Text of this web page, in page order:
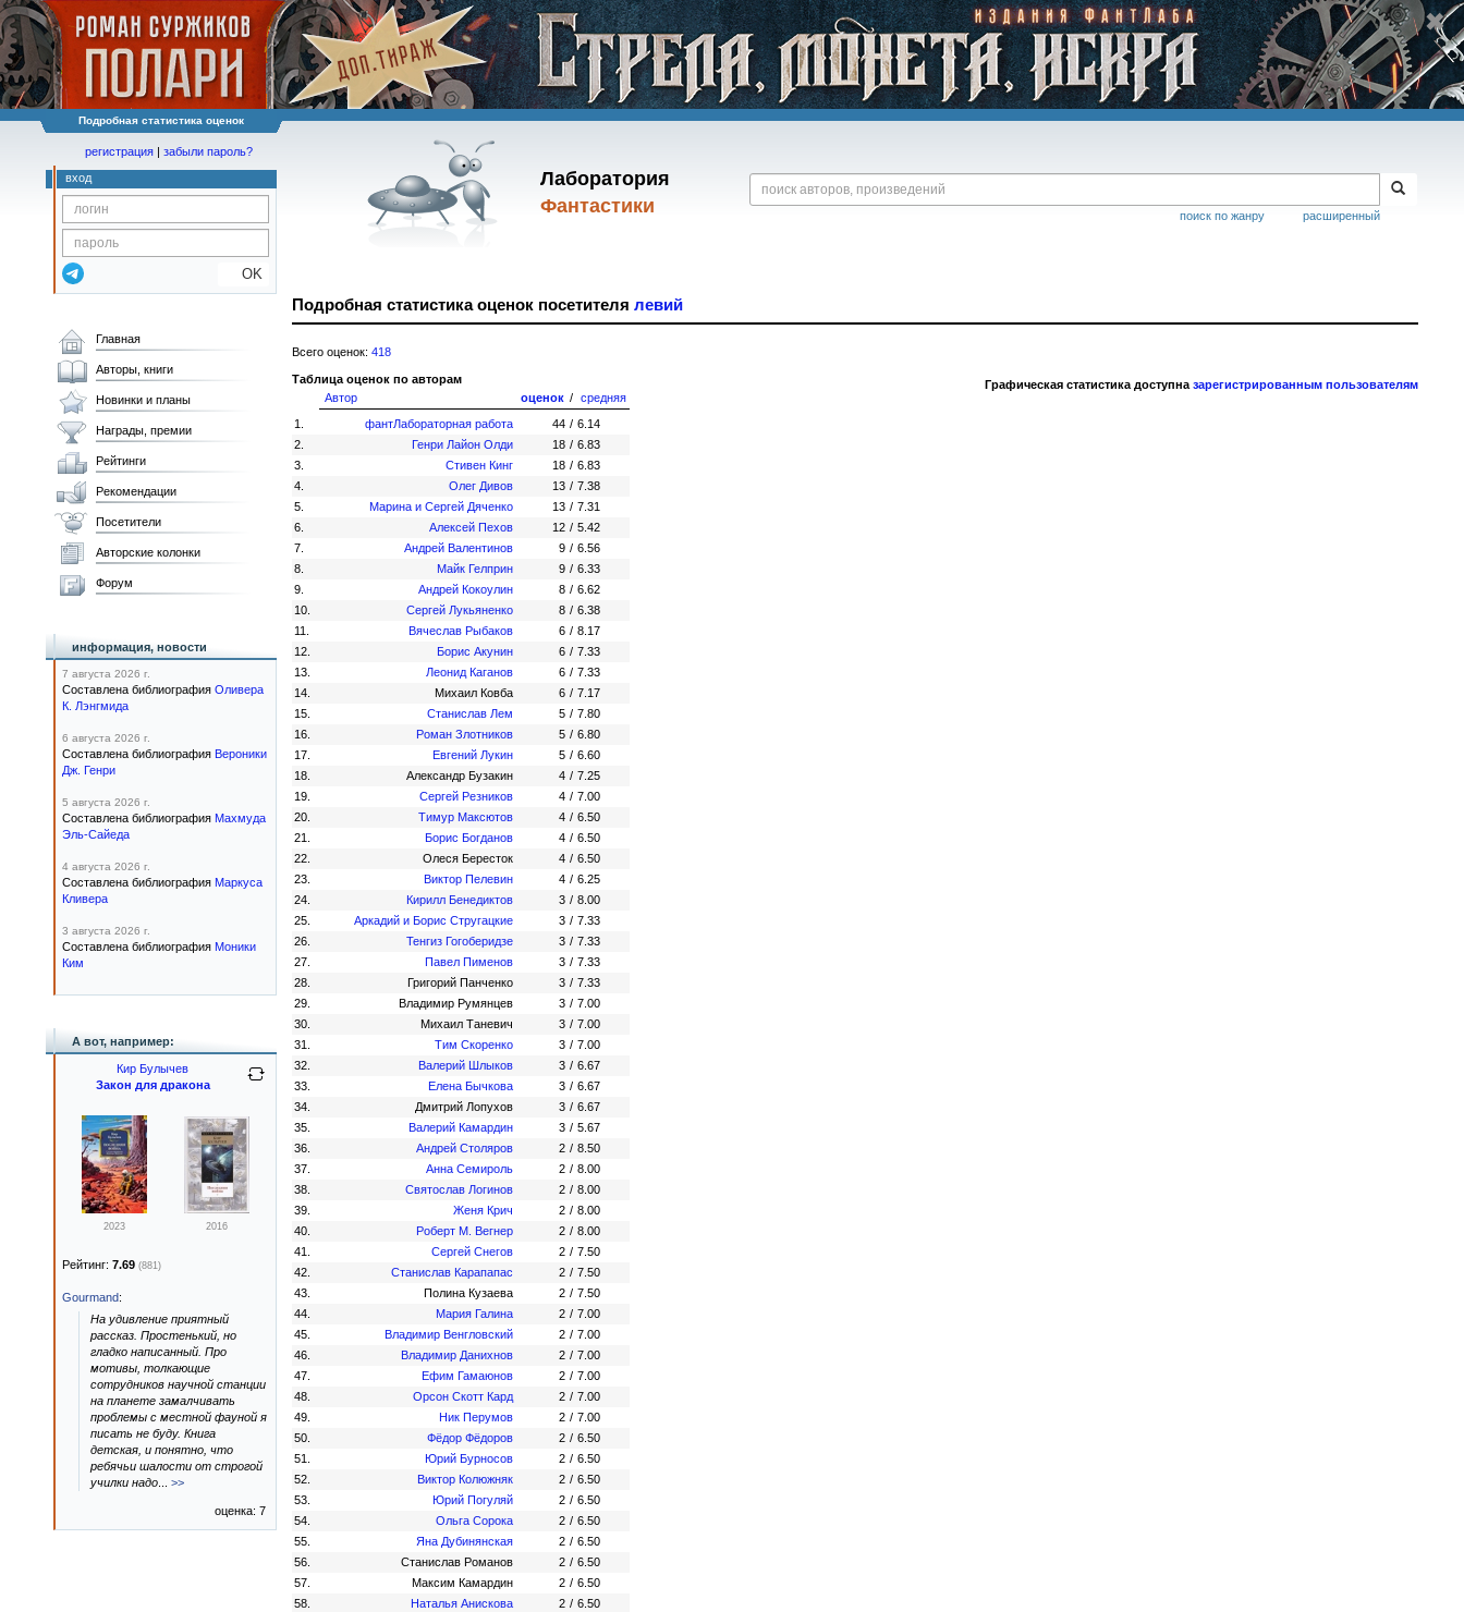
Подробная статистика оценок
Лаборатория
Фантастики
расширенный
поиск по жанру
регистрация | забыли пароль?
вход
OK
Подробная статистика оценок посетителя левий
Всего оценок: 418
Таблица оценок по авторам
Автор
оценок / средняя
1.
фантЛабораторная работа 44 / 6.14
2.
Генри Лайон Олди 18 / 6.83
3.
Стивен Кинг 18 / 6.83
4.
Олег Дивов 13 / 7.38
5.
Марина и Сергей Дяченко 13 / 7.31
6.
Алексей Пехов 12 / 5.42
7.
Андрей Валентинов 9 / 6.56
8.
Майк Гелприн 9 / 6.33
9.
Андрей Кокоулин 8 / 6.62
10.
Сергей Лукьяненко 8 / 6.38
11.
Вячеслав Рыбаков 6 / 8.17
12.
Борис Акунин 6 / 7.33
13.
Леонид Каганов 6 / 7.33
14.
Михаил Ковба 6 / 7.17
15.
Станислав Лем 5 / 7.80
16.
Роман Злотников 5 / 6.80
17.
Евгений Лукин 5 / 6.60
18.
Александр Бузакин 4 / 7.25
19.
Сергей Резников 4 / 7.00
20.
Тимур Максютов 4 / 6.50
21.
Борис Богданов 4 / 6.50
22.
Олеся Бересток 4 / 6.50
23.
Виктор Пелевин 4 / 6.25
24.
Кирилл Бенедиктов 3 / 8.00
25.
Аркадий и Борис Стругацкие 3 / 7.33
26.
Тенгиз Гогоберидзе 3 / 7.33
27.
Павел Пименов 3 / 7.33
28.
Григорий Панченко 3 / 7.33
29.
Владимир Румянцев 3 / 7.00
30.
Михаил Таневич 3 / 7.00
31.
Тим Скоренко 3 / 7.00
32.
Валерий Шлыков 3 / 6.67
33.
Елена Бычкова 3 / 6.67
34.
Дмитрий Лопухов 3 / 6.67
35.
Валерий Камардин 3 / 5.67
36.
Андрей Столяров 2 / 8.50
37.
Анна Семироль 2 / 8.00
38.
Святослав Логинов 2 / 8.00
39.
Женя Крич 2 / 8.00
40.
Роберт М. Вегнер 2 / 8.00
41.
Сергей Снегов 2 / 7.50
42.
Станислав Карапапас 2 / 7.50
43.
Полина Кузаева 2 / 7.50
44.
Мария Галина 2 / 7.00
45.
Владимир Венгловский 2 / 7.00
46.
Владимир Данихнов 2 / 7.00
47.
Ефим Гамаюнов 2 / 7.00
48.
Орсон Скотт Кард 2 / 7.00
49.
Ник Перумов 2 / 7.00
50.
Фёдор Фёдоров 2 / 6.50
51.
Юрий Бурносов 2 / 6.50
52.
Виктор Колюжняк 2 / 6.50
53.
Юрий Погуляй 2 / 6.50
54.
Ольга Сорока 2 / 6.50
55.
Яна Дубинянская 2 / 6.50
56.
Станислав Романов 2 / 6.50
57.
Максим Камардин 2 / 6.50
58.
Наталья Анискова 2 / 6.50
Графическая статистика доступна зарегистрированным пользователям
Главная
Авторы, книги
Новинки и планы
Награды, премии
Рейтинги
Рекомендации
Посетители
Авторские колонки
Форум
информация, новости
7 августа 2026 г.
Составлена библиография Оливера
К. Лэнгмида
6 августа 2026 г.
Составлена библиография Вероники
Дж. Генри
5 августа 2026 г.
Составлена библиография Махмуда
Эль-Сайеда
4 августа 2026 г.
Составлена библиография Маркуса
Кливера
3 августа 2026 г.
Составлена библиография Моники
Ким
А вот, например:
Кир Булычев
Закон для дракона
2023 2016
Рейтинг: 7.69 (881)
Gourmand:
На удивление приятный
рассказ. Простенький, но
гладко написанный. Про
мотивы, толкающие
сотрудников научной станции
на планете замалчивать
проблемы с местной фауной я
писать не буду. Книга
детская, и понятно, что
ребячьи шалости от строгой
училки надо
>>
оценка: 7